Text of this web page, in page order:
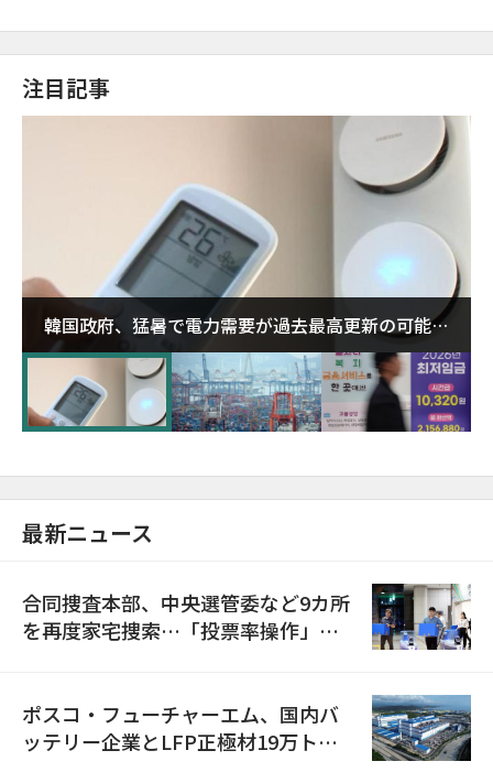
注目記事
韓国政府、猛暑で電力需要が過去最高更新の可能性
に需給対応体制を点検
最新ニュース
合同捜査本部、中央選管委など9カ所
を再度家宅捜索…「投票率操作」の
ポスコ・フューチャーエム、国内バ
ッテリー企業とLFP正極材19万トン